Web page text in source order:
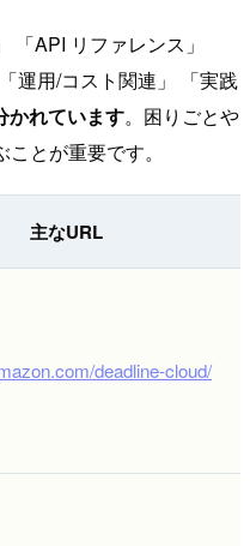
「API リファレンス」
運用/コスト関連」 「実践
かれています。困りごとや
とが重要です。
主なURL
deadline-cloud/